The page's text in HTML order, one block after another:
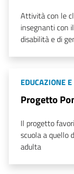
Attività con le
insegnanti con
disabilità e di
EDUCAZIONE
Progetto
Il progetto
scuola a quello
adulta